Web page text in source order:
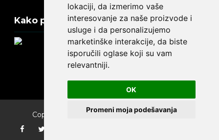
lokaciji, da izmerimo vaše
interesovanje za naše proizvode i
usluge i da personalizujemo
marketinške interakcije, da biste
isporučili oglase koji su vam
relevantniji.
OK
Promeni moja podešavanja
Kako promeniti tekst na engleskom?
Update cookies preferences
Copyright © 2026Engleski jezik za početnike